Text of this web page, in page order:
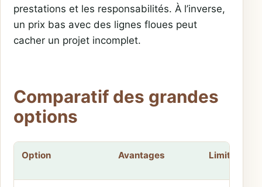
prestations et les responsabilités. À l’inverse,
un prix bas avec des lignes floues peut
cacher un projet incomplet.
Comparatif des grandes
options
Option Avantages Limites